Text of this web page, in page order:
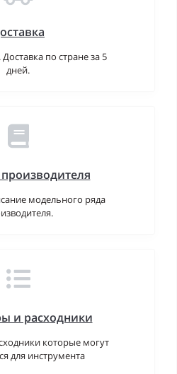
по стране за 5
дней.
модельного ряда
и расходники
которые могут
для инструмента